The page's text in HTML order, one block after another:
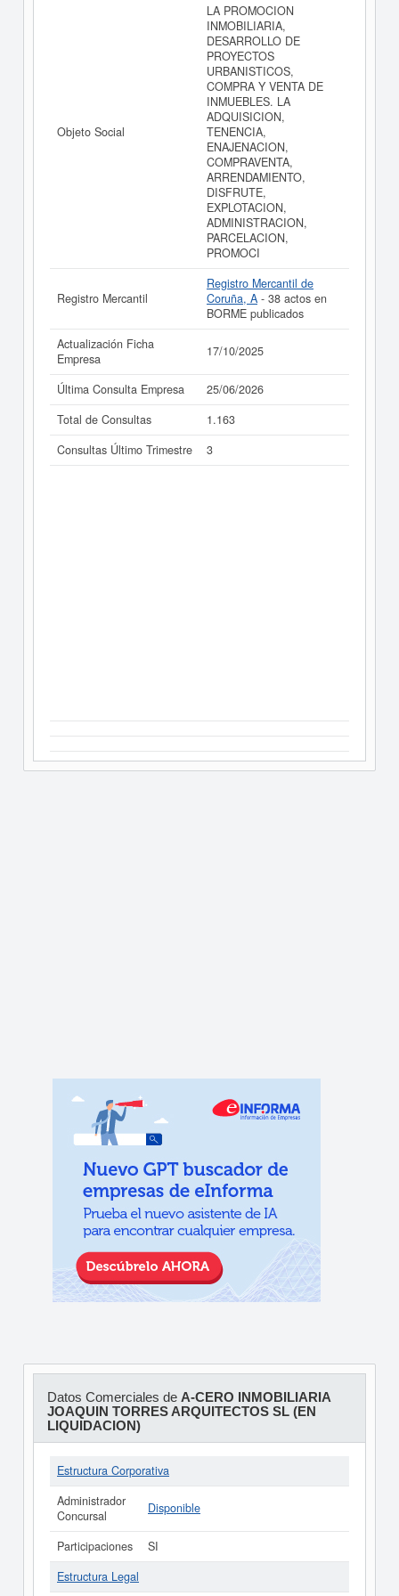
Objeto Social
LA PROMOCION
INMOBILIARIA,
DESARROLLO DE
PROYECTOS
URBANISTICOS,
COMPRA Y VENTA DE
INMUEBLES. LA
ADQUISICION,
TENENCIA,
ENAJENACION,
COMPRAVENTA,
ARRENDAMIENTO,
DISFRUTE,
EXPLOTACION,
ADMINISTRACION,
PARCELACION,
PROMOCI
Registro Mercantil
Registro Mercantil de
Coruña, A - 38 actos en
BORME publicados
Actualización Ficha
Empresa
17/10/2025
Última Consulta Empresa
25/06/2026
Total de Consultas
1.163
Consultas Último Trimestre
3
Datos Comerciales de A-CERO INMOBILIARIA
JOAQUIN TORRES ARQUITECTOS SL (EN
LIQUIDACION)
Estructura Corporativa
Administrador
Concursal
Disponible
Participaciones
SI
Estructura Legal